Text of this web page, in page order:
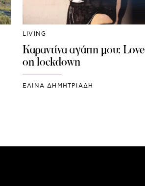
LIVING
Καραντίνα αγάπη μου: Love
on lockdown
ΕΛΙΝΑ ΔΗΜΗΤΡΙΑΔΗ